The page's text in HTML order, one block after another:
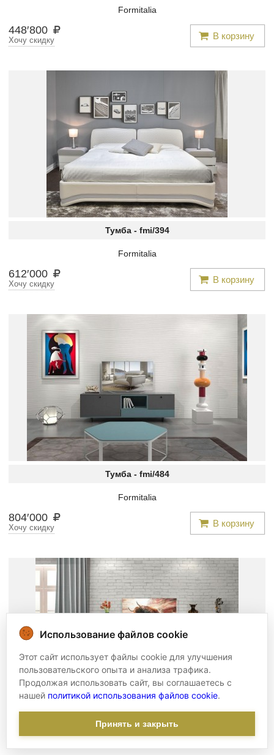
Formitalia
448′800 В корзину
Хочу скидку
Тумба - fmi/394
Formitalia
612′000 В корзину
Хочу скидку
Тумба - fmi/484
Formitalia
804′000 В корзину
Хочу скидку
Formitalia
Использование файлов cookie
Этот сайт использует файлы cookie для улучшения
пользовательского опыта и анализа трафика.
Продолжая использовать сайт, вы соглашаетесь с
нашей политикой использования файлов cookie.
Принять и закрыть